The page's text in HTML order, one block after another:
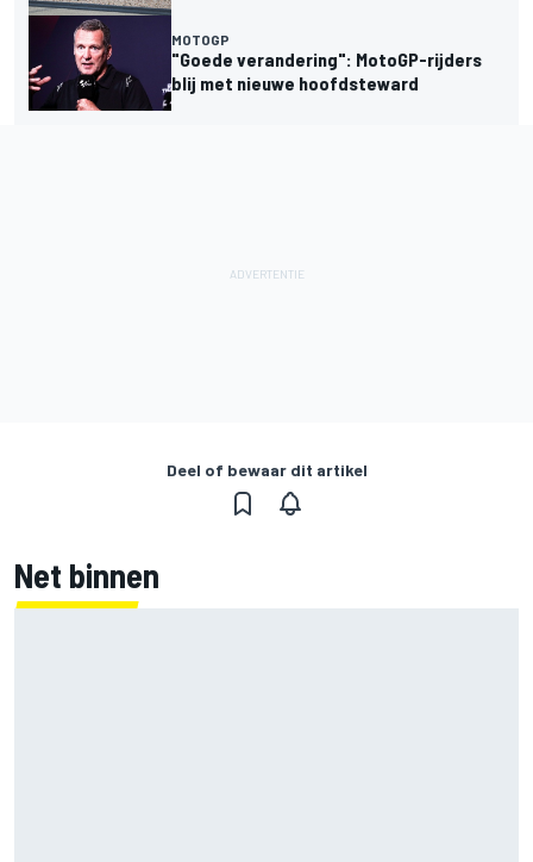
MOTOGP
"Goede verandering": MotoGP-rijders
blij met nieuwe hoofdsteward
Deel of bewaar dit artikel
Net binnen